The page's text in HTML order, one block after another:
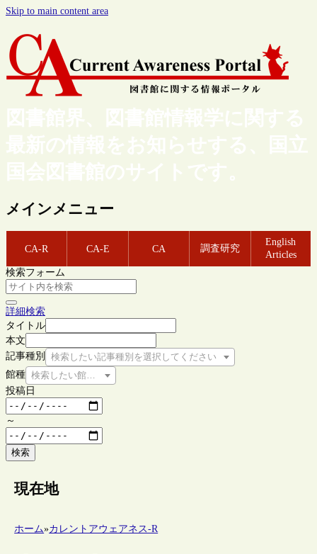
Skip to main content area
図書館界、図書館情報学に関する
最新の情報をお知らせする、国立
国会図書館のサイトです。
メインメニュー
CA-R CA-E CA 調査研究
English
Articles
検索フォーム
詳細検索
タイトル
本文
記事種別
検索したい記事種別を選択してください
館種 検索したい館種を選択してください
投稿日
～
検索
現在地
ホーム»カレントアウェアネス-R